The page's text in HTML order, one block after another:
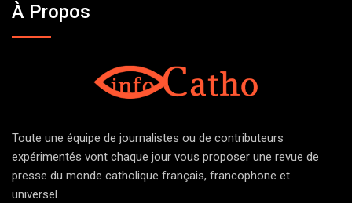
À Propos
Toute une équipe de journalistes ou de contributeurs
expérimentés vont chaque jour vous proposer une revue de
presse du monde catholique français, francophone et
universel.